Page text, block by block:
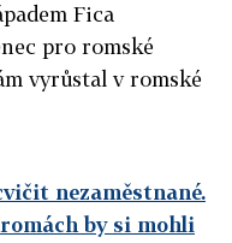
Fica
pro romské
vyrůstal v romské
nezaměstnané.
by si mohli